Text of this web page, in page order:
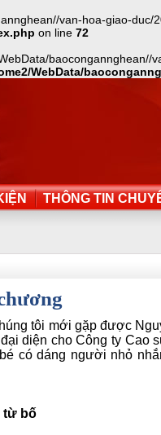
van-hoa-giao-
on line 72
WebData/
THÔNG TIN
tôi mới gặp được
diện cho Công ty
có dáng người nhỏ
từ bố